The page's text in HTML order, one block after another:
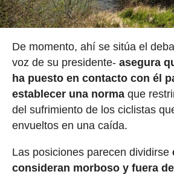
De momento, ahí se sitúa el
voz de su presidente- asegura
ha puesto en contacto con él
establecer una normaque
del sufrimiento de los ciclistas
envueltos en una caída.
Las posiciones parecen dividirse
consideran morboso y fuera